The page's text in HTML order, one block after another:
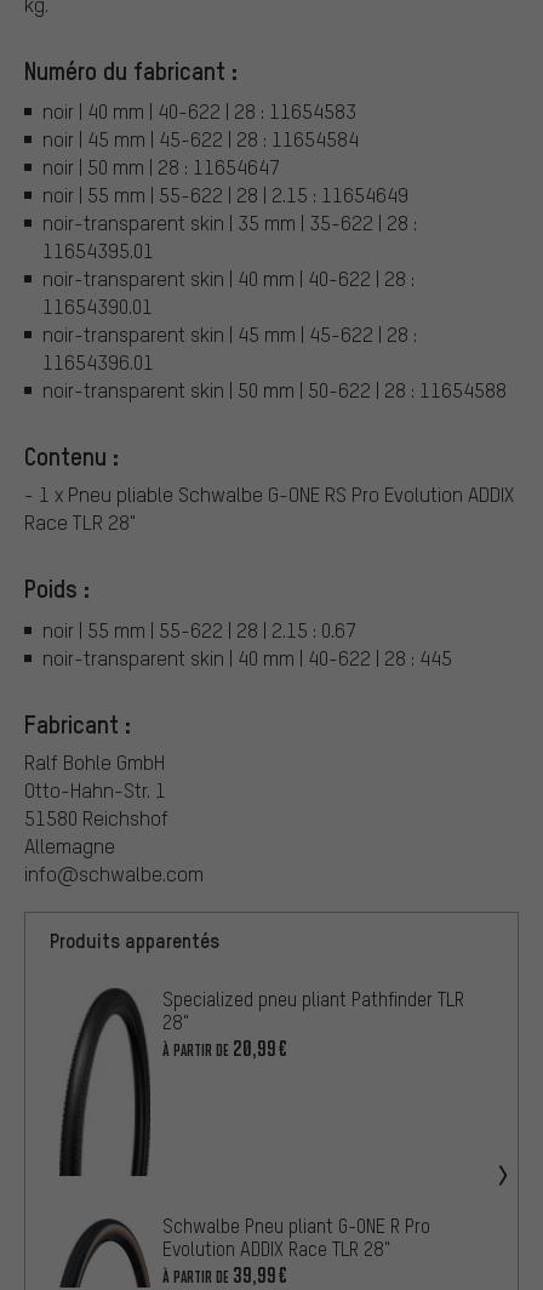
Numéro du fabricant :
noir | 40 mm | 40-622 | 28 : 11654583
noir | 45 mm | 45-622 | 28 : 11654584
noir | 50 mm | 28 : 11654647
noir | 55 mm | 55-622 | 28 | 2.15 : 11654649
noir-transparent skin | 35 mm | 35-622 | 28 :
11654395.01
noir-transparent skin | 40 mm | 40-622 | 28 :
11654390.01
noir-transparent skin | 45 mm | 45-622 | 28 :
11654396.01
noir-transparent skin | 50 mm | 50-622 | 28 : 11654588
Contenu :
- 1 x Pneu pliable Schwalbe G-ONE RS Pro Evolution ADDIX
Race TLR 28"
Poids :
noir | 55 mm | 55-622 | 28 | 2.15 : 0.67
noir-transparent skin | 40 mm | 40-622 | 28 : 445
Fabricant :
Ralf Bohle GmbH
Otto-Hahn-Str. 1
51580 Reichshof
Allemagne
info@schwalbe.com
Produits apparentés
Specialized pneu pliant Pathfinder TLR
28"
À PARTIR DE 20,99€
Schwalbe Pneu pliant G-ONE R Pro
Evolution ADDIX Race TLR 28"
À PARTIR DE 39,99€